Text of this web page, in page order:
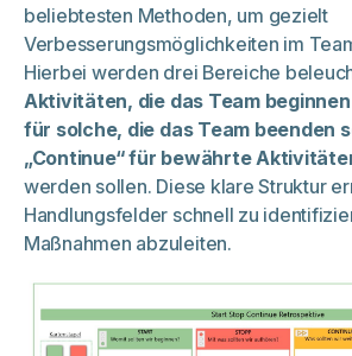
beliebtesten Methoden, um gezielt
Verbesserungsmöglichkeiten im
Hierbei werden drei Bereiche
Aktivitäten, die das Team
für solche, die das Team beenden
„Continue“ für bewährte
werden sollen. Diese klare Struktur
Handlungsfelder schnell zu
Maßnahmen abzuleiten.